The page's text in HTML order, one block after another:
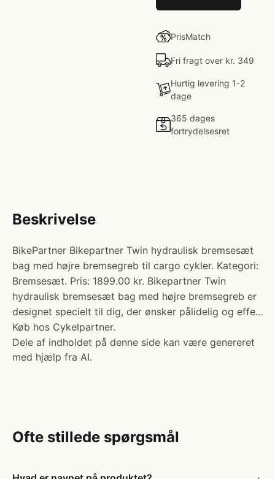
PrisMatch
Fri fragt over kr. 349
Hurtig levering 1-2
dage
365 dages
fortrydelsesret
Beskrivelse
BikePartner Bikepartner Twin hydraulisk bremsesæt
bag med højre bremsegreb til cargo cykler. Kategori:
Bremsesæt. Pris: 1899.00 kr. Bikepartner Twin
hydraulisk bremsesæt bag med højre bremsegreb er
designet specielt til dig, der ønsker pålidelig og effe...
Køb hos Cykelpartner.
Dele af indholdet på denne side kan være genereret
med hjælp fra AI.
Ofte stillede spørgsmål